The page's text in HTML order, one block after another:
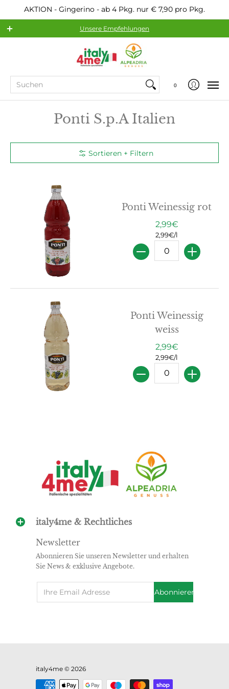
AKTION - Gingerino - ab 4 Pkg. nur € 7,90 pro Pkg.
Unsere Empfehlungen
Suchen
0
Ponti S.p.A Italien
Sortieren + Filtern
Ponti Weinessig rot
2,99€
2,99€/l
Menge
Ponti Weinessig
weiss
2,99€
2,99€/l
Menge
italy4me & Rechtliches
Newsletter
Abonnieren Sie unseren Newsletter und erhalten
Sie News & exklusive Angebote.
Abonnieren
italy4me © 2026